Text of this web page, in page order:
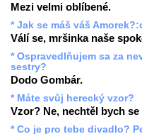
Mezi velmi oblíbené.
* Jak se máš váš
Válí se, mršinka naše
* Ospravedlňujem sa za
sestry?
Dodo Gombár.
* Máte svůj herecký vzor?
Vzor? Ne, nechtěl bych
* Co je pro tebe divadlo?